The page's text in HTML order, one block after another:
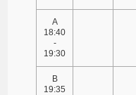
A
18:40
-
19:30
B
19:35